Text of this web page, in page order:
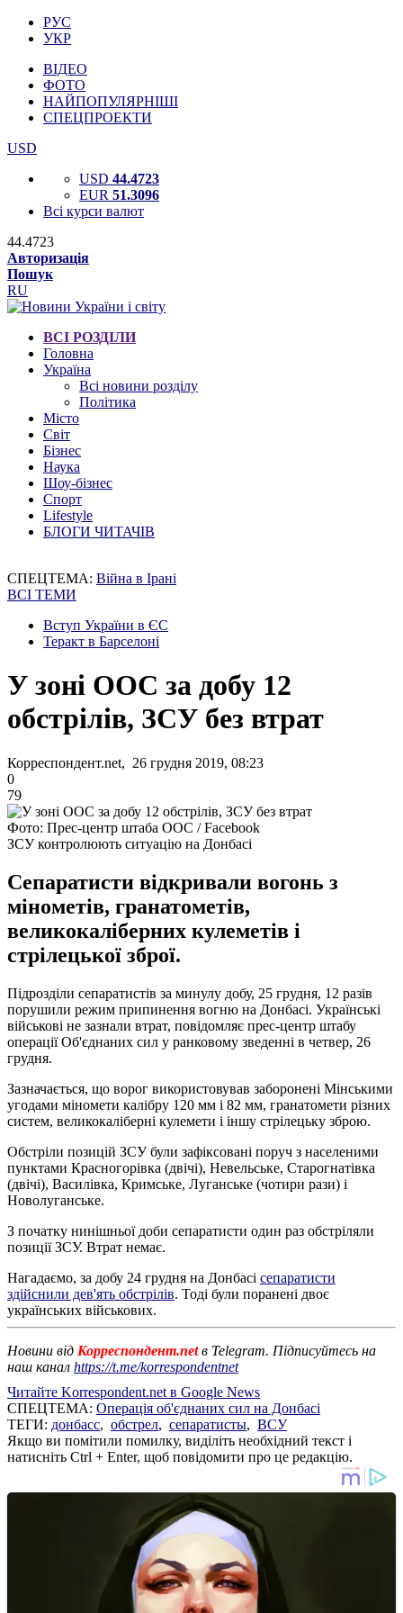
РУС
УКР
ВІДЕО
ФОТО
НАЙПОПУЛЯРНІШІ
СПЕЦПРОЕКТИ
USD
USD 44.4723
EUR 51.3096
Всі курси валют
44.4723
Авторизація
Пошук
RU
ВСІ РОЗДІЛИ
Головна
Україна
Всі новини розділу
Політика
Місто
Світ
Бізнес
Наука
Шоу-бізнес
Спорт
Lifestyle
БЛОГИ ЧИТАЧІВ
СПЕЦТЕМА: Війна в Ірані
ВСІ ТЕМИ
Вступ України в ЄС
Теракт в Барселоні
У зоні ООС за добу 12
обстрілів, ЗСУ без втрат
Корреспондент.net, 26 грудня 2019, 08:23
0
79
Фото: Прес-центр штаба ООС / Facebook
ЗСУ контролюють ситуацію на Донбасі
Сепаратисти відкривали вогонь з
мінометів, гранатометів,
великокаліберних кулеметів і
стрілецької зброї.
Підрозділи сепаратистів за минулу добу, 25 грудня, 12 разів
порушили режим припинення вогню на Донбасі. Українські
військові не зазнали втрат, повідомляє прес-центр штабу
операції Об'єднаних сил у ранковому зведенні в четвер, 26
грудня.
Зазначається, що ворог використовував заборонені Мінськими
угодами міномети калібру 120 мм і 82 мм, гранатомети різних
систем, великокаліберні кулемети і іншу стрілецьку зброю.
Обстріли позицій ЗСУ були зафіксовані поруч з населеними
пунктами Красногорівка (двічі), Невельське, Старогнатівка
(двічі), Василівка, Кримське, Луганське (чотири рази) і
Новолуганське.
З початку нинішньої доби сепаратисти один раз обстріляли
позиції ЗСУ. Втрат немає.
Нагадаємо, за добу 24 грудня на Донбасі сепаратисти
здійснили дев'ять обстрілів. Тоді були поранені двоє
українських військових.
Новини від Корреспондент.netв Telegram. Підписуйтесь на
наш канал https://t.me/korrespondentnet
Читайте Korrespondent.net в Google News
СПЕЦТЕМА: Операція об'єднаних сил на Донбасі
ТЕГИ: донбасс, обстрел, сепаратисты, ВСУ
Якщо ви помітили помилку, виділіть необхідний текст і
натисніть Ctrl + Enter, щоб повідомити про це редакцію.